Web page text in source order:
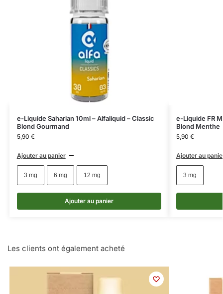
e-Liquide Saharian 10ml – Alfaliquid – Classic
Blond Gourmand
5,90 €
Ajouter au panier
3 mg 6 mg 12 mg
Ajouter au panier
e-Liquide FR
Blond Menthe
5,90 €
Ajouter au
3 mg
Les clients ont également acheté